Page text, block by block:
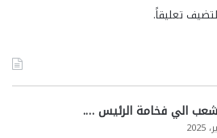
لتضيف تعليقاً.
الي فخامة الرئيس ….